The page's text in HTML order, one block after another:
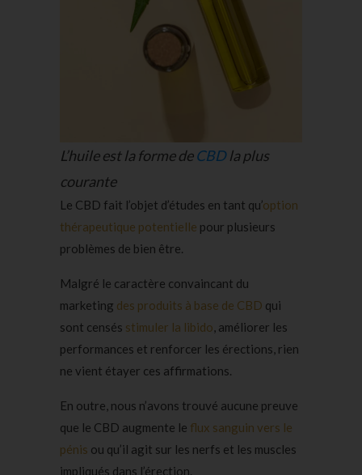
L’huile est la forme deCBDla plus
courante
Le CBD fait l’objet d’études en tant qu’option
thérapeutique potentielle pour plusieurs
problèmes de bien être.
Malgré le caractère convaincant du
marketing des produits à base de CBD qui
sont censés stimuler la libido, améliorer les
performances et renforcer les érections, rien
ne vient étayer ces affirmations.
En outre, nous n’avons trouvé aucune preuve
que le CBD augmente le flux sanguin vers le
pénis ou qu’il agit sur les nerfs et les muscles
impliqués dans l’érection.